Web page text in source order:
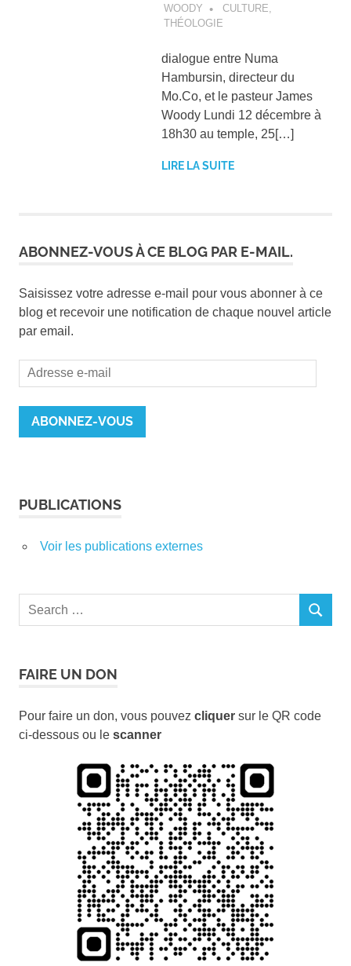
WOODY
CULTURE
THÉOLOGIE
dialogue entre Numa
Hambursin, directeur du
Mo.Co, et le pasteur James
Woody Lundi 12 décembre à
18h30 au temple, 25[…]
LIRE LA SUITE
ABONNEZ-VOUS À CE BLOG PAR E-MAIL.
Saisissez votre adresse e-mail pour vous abonner à ce
blog et recevoir une notification de chaque nouvel article
par email.
Adresse
e-
mail
ABONNEZ-VOUS
PUBLICATIONS
Voir les publications externes
Search
SEARCH
FAIRE UN DON
Pour faire un don, vous pouvez cliquer sur le QR code
ci-dessous ou le scanner